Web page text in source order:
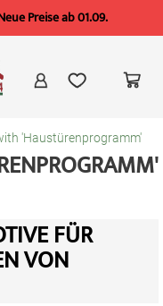
Preise ab 01.09.
'Haustürenprogramm'
FÜR
VON